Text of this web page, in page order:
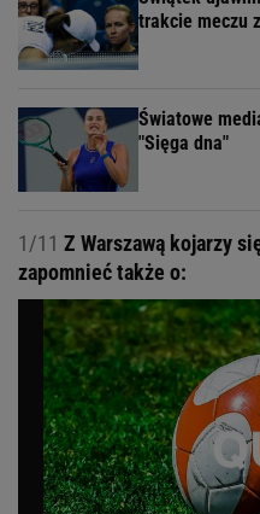
trakcie meczu
Światowe
"Sięga dna"
1/11 Z Warszawą kojarzy
zapomnieć także o: